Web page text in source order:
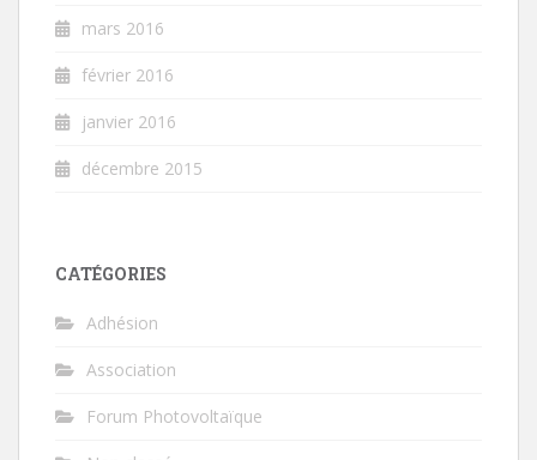
mars 2016
février 2016
janvier 2016
décembre 2015
CATÉGORIES
Adhésion
Association
Forum Photovoltaïque